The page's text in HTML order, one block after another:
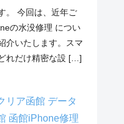
。 今回は、近年ご
の水没修理 につい
介いたします。スマ
れだけ精密な設 […]
リア函館 データ
函館iPhone修理